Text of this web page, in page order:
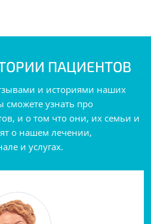
ПАЦИЕНТОВ
и историями наших
сможете узнать про
и о том что они, их семьи и
о нашем лечении,
и услугах.